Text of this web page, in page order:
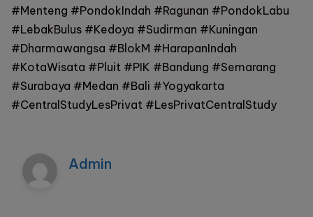
#Menteng #PondokIndah #Ragunan #PondokLabu
#LebakBulus #Kedoya #Sudirman #Kuningan
#Dharmawangsa #BlokM #HarapanIndah
#KotaWisata #Pluit #PIK #Bandung #Semarang
#Surabaya #Medan #Bali #Yogyakarta
#CentralStudyLesPrivat #LesPrivatCentralStudy
Admin